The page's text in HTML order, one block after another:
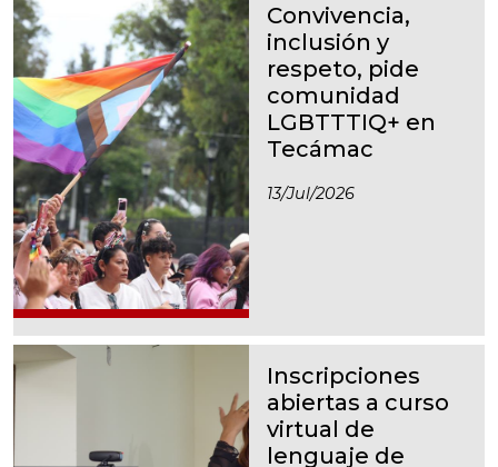
Convivencia,
inclusión y
respeto, pide
comunidad
LGBTTTIQ+ en
Tecámac
13/jul/2026
Inscripciones
abiertas a curso
virtual de
lenguaje de